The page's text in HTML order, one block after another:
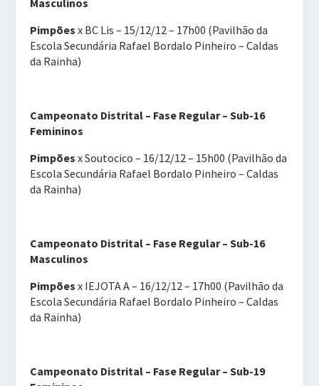
Masculinos
Pimpões x BC Lis – 15/12/12 – 17h00 (Pavilhão da
Escola Secundária Rafael Bordalo Pinheiro – Caldas
da Rainha)
Campeonato Distrital – Fase Regular – Sub-16
Femininos
Pimpõesx Soutocico – 16/12/12 – 15h00 (Pavilhão da
Escola Secundária Rafael Bordalo Pinheiro – Caldas
da Rainha)
Campeonato Distrital – Fase Regular – Sub-16
Masculinos
Pimpõesx IEJOTA A – 16/12/12 – 17h00 (Pavilhão da
Escola Secundária Rafael Bordalo Pinheiro – Caldas
da Rainha)
Campeonato Distrital – Fase Regular – Sub-19